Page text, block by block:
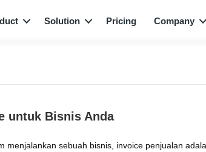
Solution Pricing Company
untuk Bisnis Anda
menjalankan sebuah bisnis, invoice penjualan